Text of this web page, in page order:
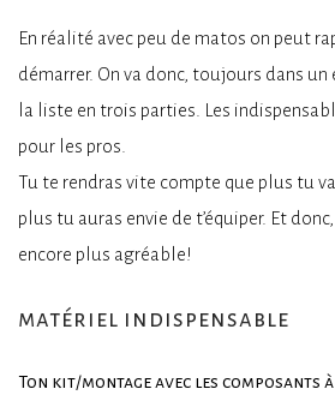
En réalité avec peu de matos on peut
démarrer. On va donc, toujours dans un
la liste en trois parties. Les
pour les pros.
Tu te rendras vite compte que plus tu
plus tu auras envie de t’équiper. Et
encore plus agréable!
matériel indispensable
Ton kit/montage avec les composants